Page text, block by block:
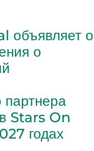
о
о
партнера
Stars On
годах